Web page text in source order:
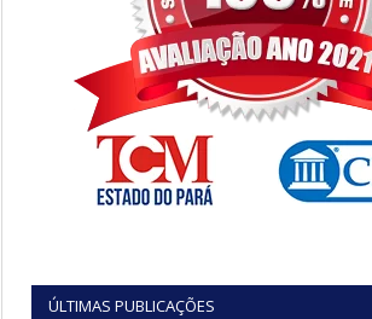
ÚLTIMAS PUBLICAÇÕES